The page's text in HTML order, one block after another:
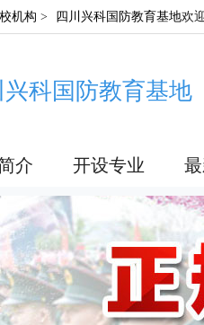
机构 > 四川兴科国防教育基地欢
兴科国防教育基地
介 开设专业